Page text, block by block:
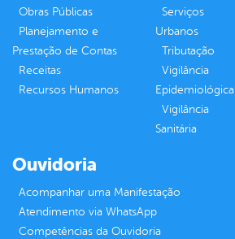
Obras Públicas
Planejamento e
Prestação de Contas
Receitas
Recursos Humanos
Serviços
Urbanos
Tributação
Vigilância
Epidemiológica
Vigilância
Sanitária
Ouvidoria
Acompanhar uma Manifestação
Atendimento via WhatsApp
Competências da Ouvidoria